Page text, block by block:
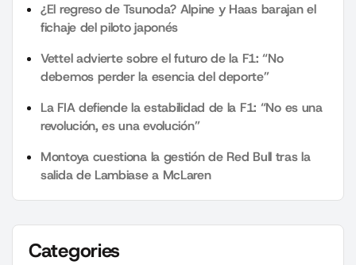
¿El regreso de Tsunoda? Alpine y Haas barajan el
fichaje del piloto japonés
Vettel advierte sobre el futuro de la F1: “No
debemos perder la esencia del deporte”
La FIA defiende la estabilidad de la F1: “No es una
revolución, es una evolución”
Montoya cuestiona la gestión de Red Bull tras la
salida de Lambiase a McLaren
Categories